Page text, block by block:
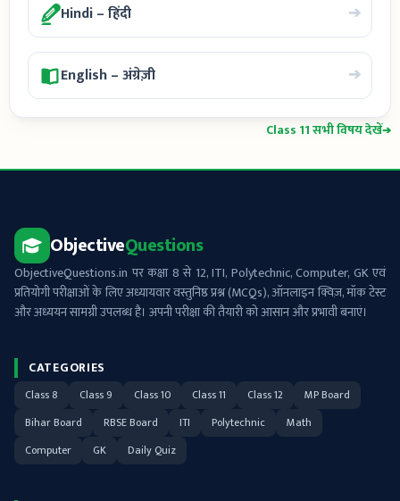
Hindi – हिंदी ➔
English – अंग्रेज़ी ➔
Class 11 सभी विषय देखें➔
ObjectiveQuestions
ObjectiveQuestions.in पर कक्षा 8 से 12, ITI, Polytechnic, Computer, GK एवं
प्रतियोगी परीक्षाओं के लिए अध्यायवार वस्तुनिष्ठ प्रश्न (MCQs), ऑनलाइन क्विज़, मॉक टेस्ट
और अध्ययन सामग्री उपलब्ध है। अपनी परीक्षा की तैयारी को आसान और प्रभावी बनाएं।
CATEGORIES
Class 8 Class 9 Class 10 Class 11 Class 12
MP Board
Bihar Board
RBSE Board ITI Polytechnic
Math
Computer
GK Daily Quiz